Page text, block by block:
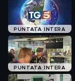
PUNTATA INTERA
PUNTATA INTERA